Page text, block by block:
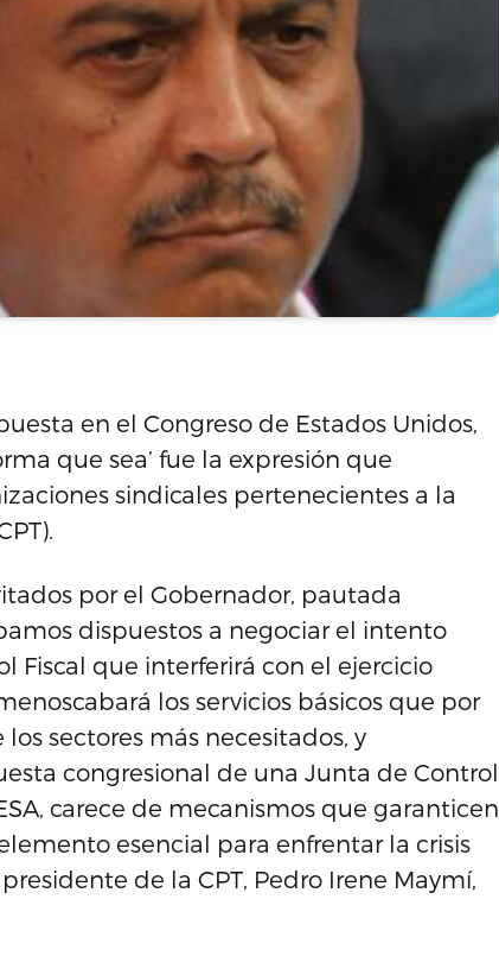
en el Congreso de Estados Unidos,
que sea’ fue la expresión que
sindicales pertenecientes a la
por el Gobernador, pautada
dispuestos a negociar el intento
Fiscal que interferirá con el ejercicio
los servicios básicos que por
sectores más necesitados, y
congresional de una Junta de Control
carece de mecanismos que garanticen
esencial para enfrentar la crisis
de la CPT, Pedro Irene Maymí,